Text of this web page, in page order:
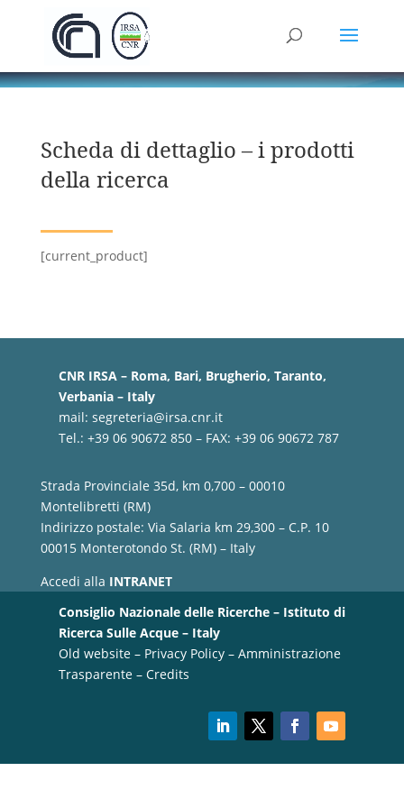
Scheda di dettaglio – i prodotti
della ricerca
[current_product]
CNR IRSA – Roma, Bari, Brugherio, Taranto,
Verbania – Italy
mail: segreteria@irsa.cnr.it
Tel.: +39 06 90672 850 – FAX: +39 06 90672 787
Strada Provinciale 35d, km 0,700 – 00010
Montelibretti (RM)
Indirizzo postale: Via Salaria km 29,300 – C.P. 10
00015 Monterotondo St. (RM) – Italy
Accedi alla INTRANET
Consiglio Nazionale delle Ricerche – Istituto di
Ricerca Sulle Acque – Italy
Old website– Privacy Policy– Amministrazione
Trasparente– Credits